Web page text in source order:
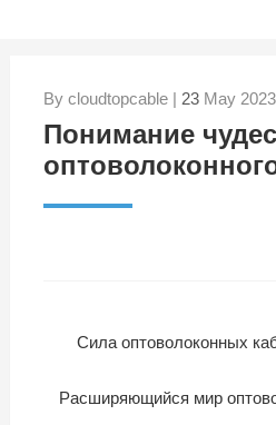
By cloudtopcable | 23May
Понимание чудес
Сила оптоволоконных кабелей: взгляд на принцип
Расширяющийся мир